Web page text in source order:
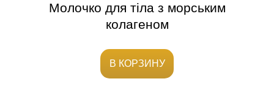
Молочко для тіла з морським
колагеном
В КОРЗИНУ